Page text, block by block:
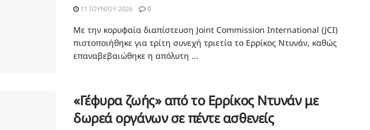
11 ΙΟΥΝΊΟΥ 2026 0
Με την κορυφαία διαπίστευση Joint Commission International (JCI)
πιστοποιήθηκε για τρίτη συνεχή τριετία το Ερρίκος Ντυνάν, καθώς
επαναβεβαιώθηκε η απόλυτη ...
«Γέφυρα ζωής» από το Ερρίκος Ντυνάν με
δωρεά οργάνων σε πέντε ασθενείς